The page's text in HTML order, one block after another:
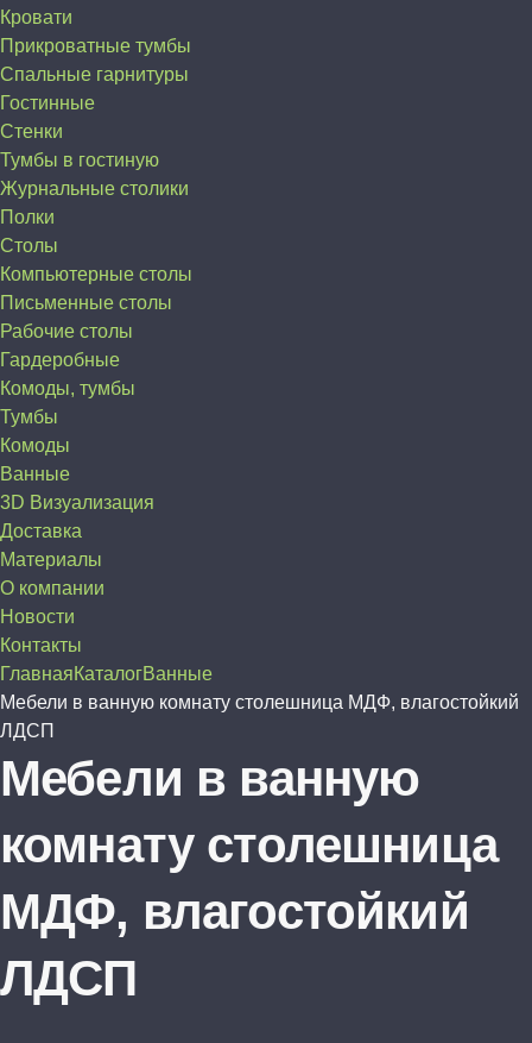
Кровати
Прикроватные тумбы
Спальные гарнитуры
Гостинные
Стенки
Тумбы в гостиную
Журнальные столики
Полки
Столы
Компьютерные столы
Письменные столы
Рабочие столы
Гардеробные
Комоды, тумбы
Тумбы
Комоды
Ванные
3D Визуализация
Доставка
Материалы
О компании
Новости
Контакты
ГлавнаяКаталогВанные
Мебели в ванную комнату столешница МДФ, влагостойкий
ЛДСП
Мебели в ванную
комнату столешница
МДФ, влагостойкий
ЛДСП